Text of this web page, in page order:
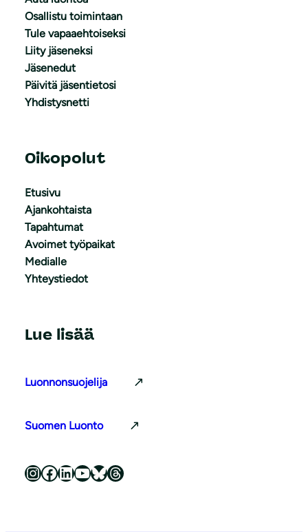
Osallistu toimintaan
Tule vapaaehtoiseksi
Liity jäseneksi
Jäsenedut
Päivitä jäsentietosi
Yhdistysnetti
Oikopolut
Etusivu
Ajankohtaista
Tapahtumat
Avoimet työpaikat
Medialle
Yhteystiedot
Lue lisää
Luonnonsuojelija
Suomen Luonto
Luonnonsuojeluliitto Instagramissa Luonnonsuojeluliitto Facebookissa Luonnonsuojeluliitto LinkedInissä Luonnonsuojeluliiton YouTube-kanava Luonnonsuojeluliitto Blueskyssa Luonnonsuojeluliitto Threadsissa